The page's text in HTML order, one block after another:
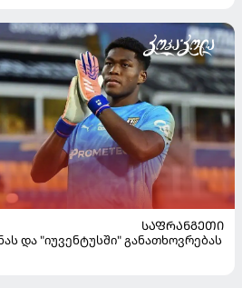
ᲡᲐᲤᲠᲐᲜᲒᲔᲗᲘ
და "იუვენტუსში" განათხოვრებას